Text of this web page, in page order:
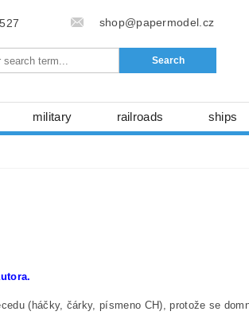
shop@papermodel.cz
military railroads ships
(háčky, čárky, písmeno CH), protože se